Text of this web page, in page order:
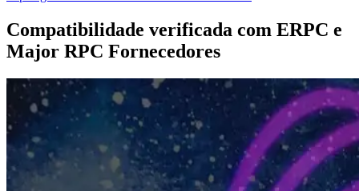
Compatibilidade verificada com ERPC e
Major RPC Fornecedores